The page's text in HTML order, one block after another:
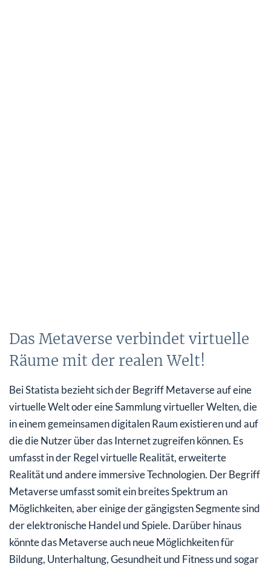
Das Metaverse verbindet virtuelle
Räume mit der realen Welt!
Bei Statista bezieht sich der Begriff Metaverse auf eine
virtuelle Welt oder eine Sammlung virtueller Welten, die
in einem gemeinsamen digitalen Raum existieren und auf
die die Nutzer über das Internet zugreifen können. Es
umfasst in der Regel virtuelle Realität, erweiterte
Realität und andere immersive Technologien. Der Begriff
Metaverse umfasst somit ein breites Spektrum an
Möglichkeiten, aber einige der gängigsten Segmente sind
der elektronische Handel und Spiele. Darüber hinaus
könnte das Metaverse auch neue Möglichkeiten für
Bildung, Unterhaltung, Gesundheit und Fitness und sogar